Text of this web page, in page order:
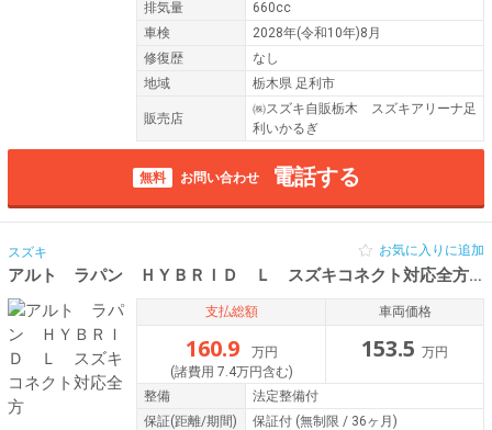
排気量
660cc
車検
2028年(令和10年)8月
修復歴
なし
地域
栃木県 足利市
販売店
㈱スズキ自販栃木 スズキアリーナ足
利いかるぎ
無料 お問い合わせ 電話する
スズキ
アルト ラパン ＨＹＢＲＩＤ Ｌ スズキコネクト対応全方
お気に入りに追加
支払総額
160.9
万円
(諸費用 7.4万円含む)
車両価格
153.5 万円
整備
法定整備付
保証(距離/期間) 保証付 (無制限 / 36ヶ月)